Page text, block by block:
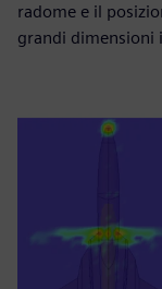
radome e il
grandi dimensioni